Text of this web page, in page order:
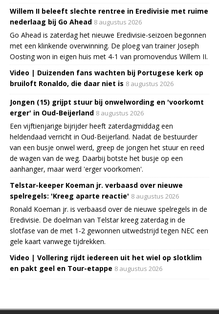
Willem II beleeft slechte rentree in Eredivisie met ruime
nederlaag bij Go Ahead 8 augustus 2026
Go Ahead is zaterdag het nieuwe Eredivisie-seizoen begonnen
met een klinkende overwinning. De ploeg van trainer Joseph
Oosting won in eigen huis met 4-1 van promovendus Willem II.
Video | Duizenden fans wachten bij Portugese kerk op
bruiloft Ronaldo, die daar niet is 8 augustus 2026
Jongen (15) grijpt stuur bij onwelwording en 'voorkomt
erger' in Oud-Beijerland 8 augustus 2026
Een vijftienjarige bijrijder heeft zaterdagmiddag een
heldendaad verricht in Oud-Beijerland. Nadat de bestuurder
van een busje onwel werd, greep de jongen het stuur en reed
de wagen van de weg. Daarbij botste het busje op een
aanhanger, maar werd 'erger voorkomen'.
Telstar-keeper Koeman jr. verbaasd over nieuwe
spelregels: 'Kreeg aparte reactie' 8 augustus 2026
Ronald Koeman jr. is verbaasd over de nieuwe spelregels in de
Eredivisie. De doelman van Telstar kreeg zaterdag in de
slotfase van de met 1-2 gewonnen uitwedstrijd tegen NEC een
gele kaart vanwege tijdrekken.
Video | Vollering rijdt iedereen uit het wiel op slotklim
en pakt geel en Tour-etappe 8 augustus 2026